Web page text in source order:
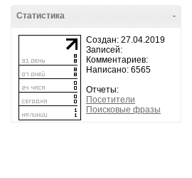
-
Статистика
Создан: 27.04.2019
Записей:
Комментариев:
Написано: 6565
Отчеты:
Посетители
Поисковые фразы